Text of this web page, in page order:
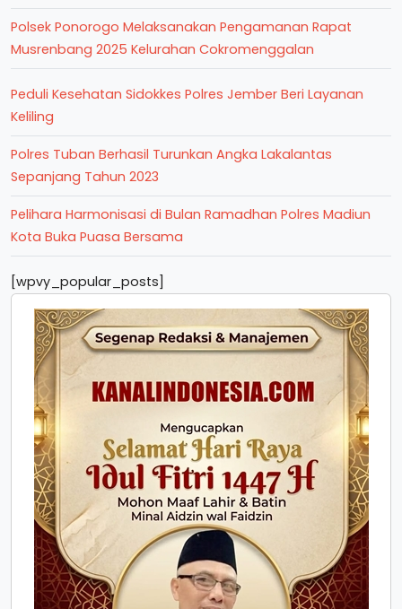
Polsek Ponorogo Melaksanakan Pengamanan Rapat
Musrenbang 2025 Kelurahan Cokromenggalan
Peduli Kesehatan Sidokkes Polres Jember Beri Layanan
Keliling
Polres Tuban Berhasil Turunkan Angka Lakalantas
Sepanjang Tahun 2023
Pelihara Harmonisasi di Bulan Ramadhan Polres Madiun
Kota Buka Puasa Bersama
[wpvy_popular_posts]